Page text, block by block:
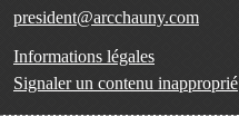
president@arcchauny.com
Informations légales
Signaler un contenu inapproprié